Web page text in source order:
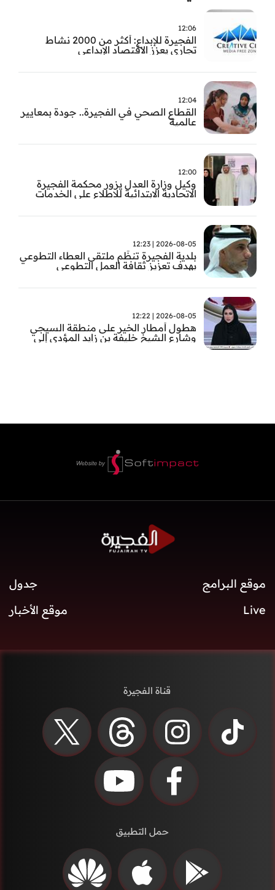
12:06
الفجيرة للإبداع: أكثر من 2000 نشاط
تجاري يعزز الاقتصاد الإبداعي
12:04
القطاع الصحي في الفجيرة.. جودة بمعايير
عالمية
12:00
وكيل وزارة العدل يزور محكمة الفجيرة
الاتحادية الابتدائية للاطلاع على الخدمات
2026-08-05 | 12:23
بلدية الفجيرة تنظّم ملتقى العطاء التطوعي
بهدف تعزيز ثقافة العمل التطوعي
2026-08-05 | 12:22
هطول أمطار الخير على منطقة السيجي
وشارع الشيخ خليفة بن زايد المؤدي إلى
موقع البرامج
جدول
Live
موقع الأخبار
قناة الفجيرة
حمل التطبيق